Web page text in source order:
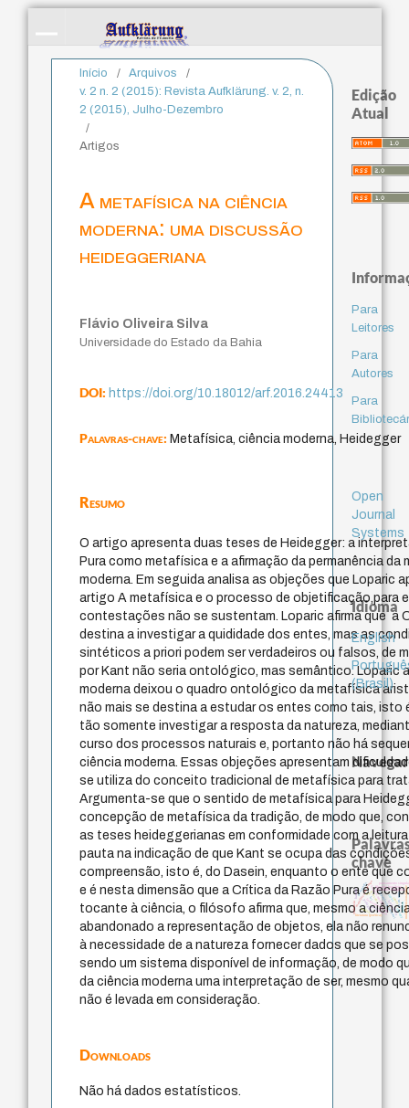
Início / Arquivos
/
v. 2 n. 2 (2015): Revista Aufklärung. v. 2, n.
2 (2015), Julho-Dezembro
/
Artigos
A metafísica na ciência
moderna: uma discussão
heideggeriana
Flávio Oliveira Silva
Universidade do Estado da Bahia
DOI:https://doi.org/10.18012/arf.2016.24413
Palavras-chave:Metafísica, ciência moderna, Heidegger
Resumo
O artigo apresenta duas teses de Heidegger: a
Pura como metafísica e a afirmação da permanência
moderna. Em seguida analisa as objeções que Loparic
artigo A metafísica e o processo de objetificação,para
contestações não se sustentam. Loparic afirma que a
destina a investigar a quididade dos entes, mas as
sintéticos a priori podem ser verdadeiros ou falsos, de
por Kant não seria ontológico, mas semântico. Loparic
moderna deixou o quadro ontológico da metafísica
não mais se destina a estudar os entes como tais, isto
tão somente investigar a resposta da natureza,
curso dos processos naturais e, portanto não há
ciência moderna. Essas objeções apresentam
se utiliza do conceito tradicional de metafísica para
Argumenta-se que o sentido de metafísica para
concepção de metafísica da tradição, de modo que,
as teses heideggerianas em conformidade com a
pauta na indicação de que Kant se ocupa das
compreensão, isto é, do Dasein, enquanto o ente que
e é nesta dimensão que a Crítica da Razão Pura é
tocante à ciência, o filósofo afirma que, mesmo a
abandonado a representação de objetos, ela não
à necessidade de a natureza fornecer dados que se
sendo um sistema disponível de informação, de modo
da ciência moderna uma interpretação de ser, mesmo
não é levada em consideração.
Downloads
Não há dados estatísticos.
Edição
Atual
Para
Leitores
Para
Autores
Para
Open
Journal
Systems
Idioma
English
(Brasil)
Navegar
chave
fundamentalismo
jacobi
protágoras experiência temporal
metafísica do tempo
género
idade
intolerância
homem-medidafilosofias indígenas
filosofia brasileira
j.c.m. netopalavra
literatura (poética)
perdón
leyes
violencia
logos
pedagogia
lei multidimensionalidade
pensamento
bataille
mind
therapy